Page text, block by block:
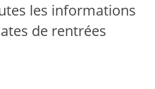
les informations
de rentrées